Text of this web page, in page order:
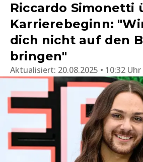
Riccardo Simonetti
Karrierebeginn:
dich nicht auf den
bringen"
Aktualisiert: 20.08.2025 • 10:32 Uhr